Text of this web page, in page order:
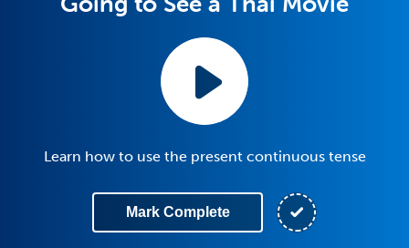
Learn how to use the present continuous tense
Mark Complete